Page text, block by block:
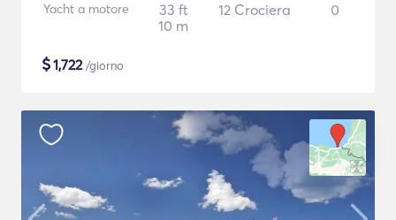
Yacht a motore
33 ft
10 m
12 Crociera 0
$1,722/giorno